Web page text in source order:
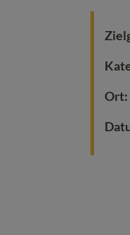
Ort: